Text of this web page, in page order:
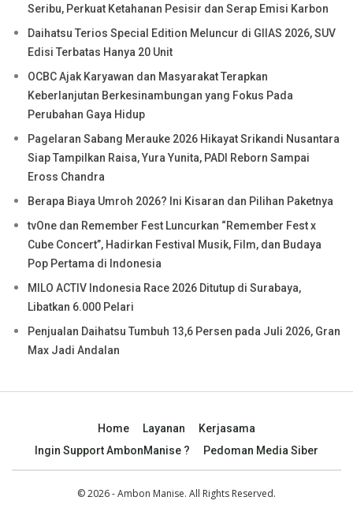
Seribu, Perkuat Ketahanan Pesisir dan Serap Emisi Karbon
Daihatsu Terios Special Edition Meluncur di GIIAS 2026, SUV
Edisi Terbatas Hanya 20 Unit
OCBC Ajak Karyawan dan Masyarakat Terapkan
Keberlanjutan Berkesinambungan yang Fokus Pada
Perubahan Gaya Hidup
Pagelaran Sabang Merauke 2026 Hikayat Srikandi Nusantara
Siap Tampilkan Raisa, Yura Yunita, PADI Reborn Sampai
Eross Chandra
Berapa Biaya Umroh 2026? Ini Kisaran dan Pilihan Paketnya
tvOne dan Remember Fest Luncurkan “Remember Fest x
Cube Concert”, Hadirkan Festival Musik, Film, dan Budaya
Pop Pertama di Indonesia
MILO ACTIV Indonesia Race 2026 Ditutup di Surabaya,
Libatkan 6.000 Pelari
Penjualan Daihatsu Tumbuh 13,6 Persen pada Juli 2026, Gran
Max Jadi Andalan
Home Layanan
Kerjasama
Ingin Support AmbonManise ?
Pedoman Media Siber
© 2026 - Ambon Manise. All Rights Reserved.